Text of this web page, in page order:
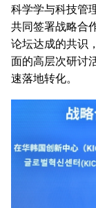
科学学与科技管
共同签署战略合
论坛达成的共识
面的高层次研讨
速落地转化。